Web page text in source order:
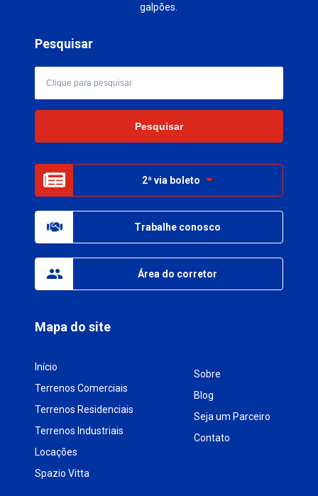
galpões.
Mapa do site
Início
Terrenos Comerciais
Terrenos Residenciais
Terrenos Industriais
Locações
Spazio Vitta
Sobre
Blog
Seja um Parceiro
Contato
Pesquisar
2ª via boleto
Trabalhe conosco
Área do corretor